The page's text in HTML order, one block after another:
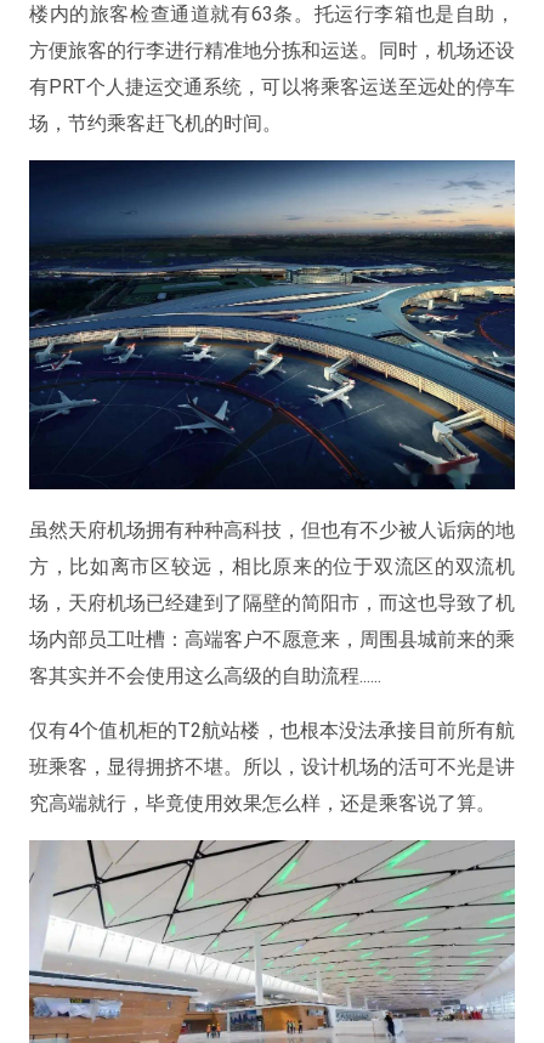
楼内的旅客检查通道就有63条。托运行李箱也是自助，
方便旅客的行李进行精准地分拣和运送。同时，机场还设
有PRT个人捷运交通系统，可以将乘客运送至远处的停车
场，节约乘客赶飞机的时间。
虽然天府机场拥有种种高科技，但也有不少被人诟病的地
方，比如离市区较远，相比原来的位于双流区的双流机
场，天府机场已经建到了隔壁的简阳市，而这也导致了机
场内部员工吐槽：高端客户不愿意来，周围县城前来的乘
客其实并不会使用这么高级的自助流程......
仅有4个值机柜的T2航站楼，也根本没法承接目前所有航
班乘客，显得拥挤不堪。所以，设计机场的活可不光是讲
究高端就行，毕竟使用效果怎么样，还是乘客说了算。